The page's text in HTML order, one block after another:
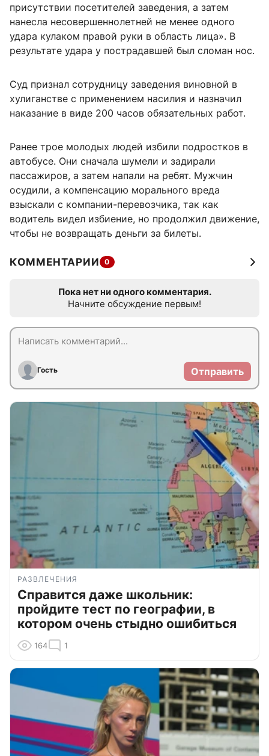
присутствии посетителей заведения, а затем
нанесла несовершеннолетней не менее одного
удара кулаком правой руки в область лица». В
результате удара у пострадавшей был сломан нос.
Суд признал сотрудницу заведения виновной в
хулиганстве с применением насилия и назначил
наказание в виде 200 часов обязательных работ.
Ранее трое молодых людей избили подростков в
автобусе. Они сначала шумели и задирали
пассажиров, а затем напали на ребят. Мужчин
осудили, а компенсацию морального вреда
взыскали с компании-перевозчика, так как
водитель видел избиение, но продолжил движение,
чтобы не возвращать деньги за билеты.
КОММЕНТАРИИ 0
Пока нет ни одного комментария.
Начните обсуждение первым!
Гость Отправить
РАЗВЛЕЧЕНИЯ
Справится даже школьник:
пройдите тест по географии, в
котором очень стыдно ошибиться
164 1